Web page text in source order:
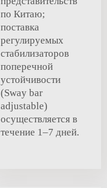
по Китаю;
поставка
регулируемых
стабилизаторов
поперечной
устойчивости
(Sway bar
adjustable)
осуществляется в
течение 1–7 дней.